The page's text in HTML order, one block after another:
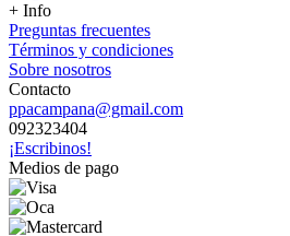
+ Info
Preguntas frecuentes
Términos y condiciones
Sobre nosotros
Contacto
ppacampana@gmail.com
092323404
¡Escribinos!
Medios de pago